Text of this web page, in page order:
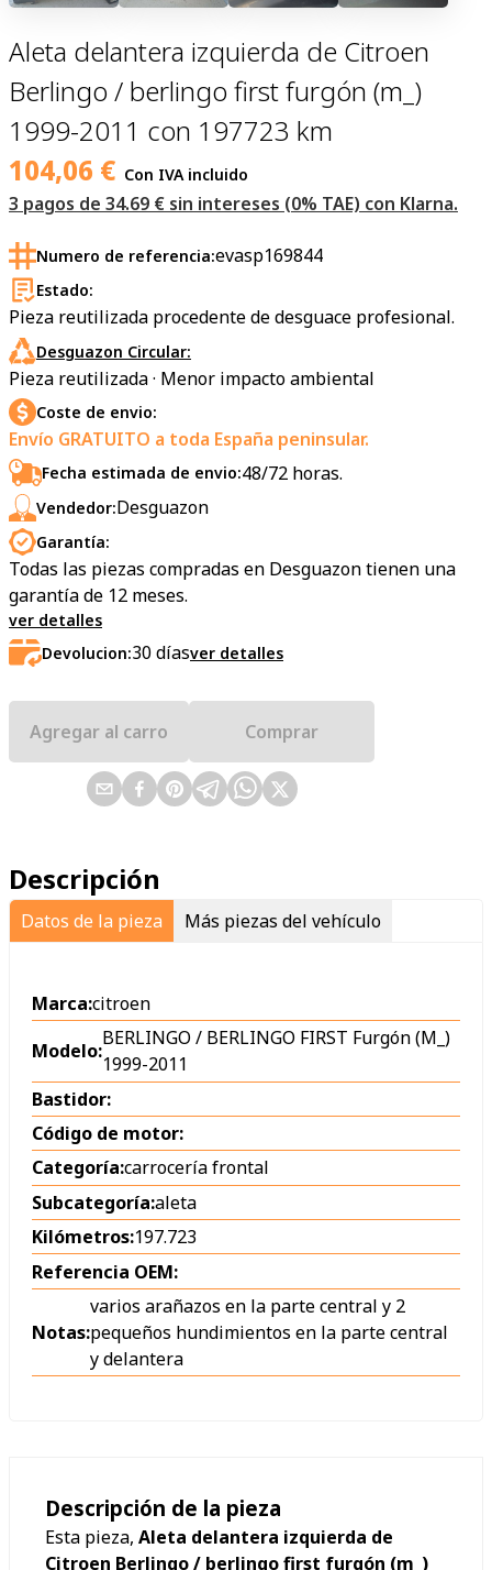
Aleta delantera izquierda de Citroen
Berlingo / berlingo first furgón (m_)
1999-2011 con 197723 km
104,06 € Con IVA incluido
3 pagos de 34.69 € sin intereses (0% TAE) con Klarna.
Numero de referencia:evasp169844
Estado:
Pieza reutilizada procedente de desguace profesional.
Desguazon Circular:
Pieza reutilizada · Menor impacto ambiental
Coste de envio:
Envío GRATUITO a toda España peninsular.
Fecha estimada de envio:48/72 horas.
Vendedor:Desguazon
Garantía:
Todas las piezas compradas en Desguazon tienen una
garantía de 12 meses.
ver detalles
Devolucion:30díasver detalles
Agregar al carro Comprar
Descripción
Datos de la pieza Más piezas del vehículo
Marca:citroen
Modelo:
BERLINGO / BERLINGO FIRST Furgón (M_)
1999-2011
Bastidor:
Código de motor:
Categoría:carrocería frontal
Subcategoría:aleta
Kilómetros:197.723
Referencia OEM:
Notas:
varios arañazos en la parte central y 2
pequeños hundimientos en la parte central
y delantera
Descripción de la pieza
Esta pieza, Aleta delantera izquierda de
Citroen Berlingo / berlingo first furgón (m_)